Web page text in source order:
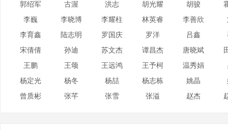
郭绍军
古渥 洪志 胡光耀 胡骏
李巍
李晓博 李耀柱 林英睿 李善欣
李育鑫
陆志明 罗国庆 罗洋 吕鑫
宋倩倩
孙迪 苏文杰 谭昌杰 唐晓斌
王鹏
王颂 王远鸿 王予柯 温秀娟
杨定光
杨冬 杨喆 杨志栋 姚晶
曾质彬
张芊 张雪 张溢 赵杰